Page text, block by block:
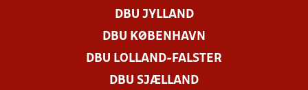
DBU JYLLAND
DBU KØBENHAVN
DBU LOLLAND-FALSTER
DBU SJÆLLAND